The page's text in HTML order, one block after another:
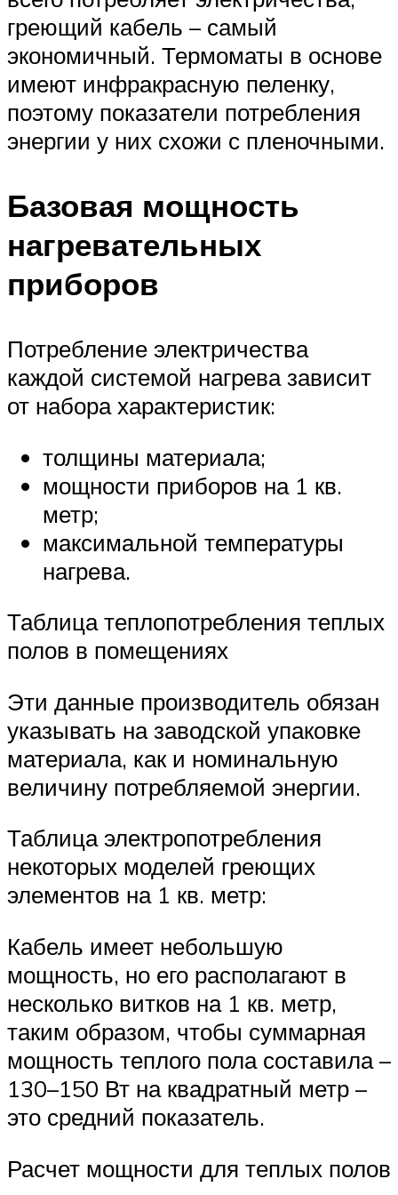
греющий кабель – самый
экономичный. Термоматы в основе
имеют инфракрасную пеленку,
поэтому показатели потребления
энергии у них схожи с пленочными.
Базовая мощность
нагревательных
приборов
Потребление электричества
каждой системой нагрева зависит
от набора характеристик:
толщины материала;
мощности приборов на 1 кв.
метр;
максимальной температуры
нагрева.
Таблица теплопотребления теплых
полов в помещениях
Эти данные производитель обязан
указывать на заводской упаковке
материала, как и номинальную
величину потребляемой энергии.
Таблица электропотребления
некоторых моделей греющих
элементов на 1 кв. метр:
Кабель имеет небольшую
мощность, но его располагают в
несколько витков на 1 кв. метр,
таким образом, чтобы суммарная
мощность теплого пола составила –
130–150 Вт на квадратный метр –
это средний показатель.
Расчет мощности для теплых полов